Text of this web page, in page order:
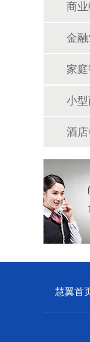
商
金
家
小
酒
慧翼首